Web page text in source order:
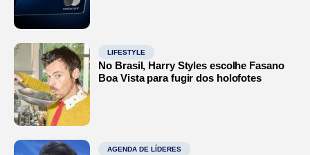
LIFESTYLE
No Brasil, Harry Styles escolhe Fasano
Boa Vista para fugir dos holofotes
AGENDA DE LÍDERES